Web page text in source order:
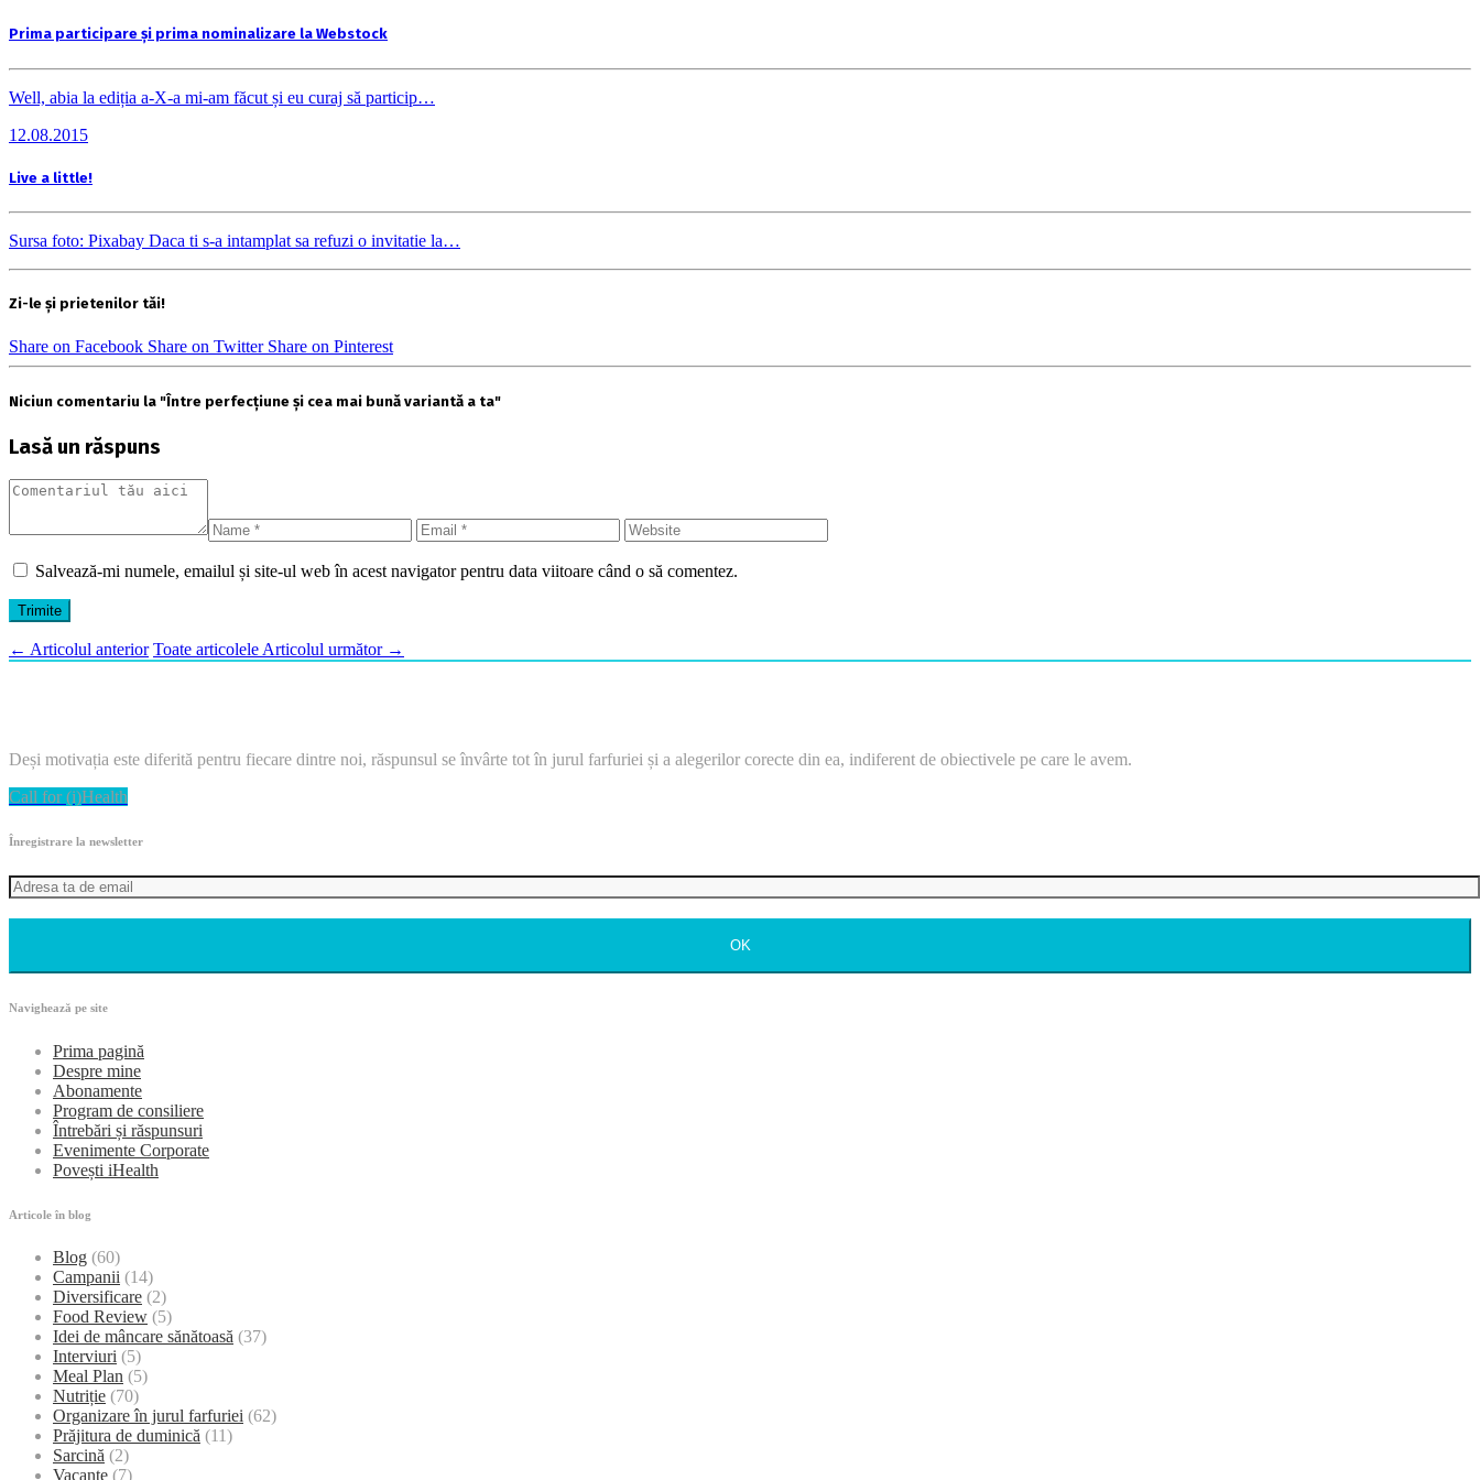
Prima participare și prima nominalizare la Webstock
Well, abia la ediția a-X-a mi-am făcut și eu curaj să particip…
12.08.2015
Live a little!
Sursa foto: Pixabay Daca ti s-a intamplat sa refuzi o invitatie la…
Zi-le și prietenilor tăi!
Share on Facebook Share on Twitter Share on Pinterest
Niciun comentariu la "Între perfecțiune și cea mai bună variantă a ta"
Lasă un răspuns
Salvează-mi numele, emailul și site-ul web în acest navigator pentru data viitoare când o să comentez.
← Articolul anterior Toate articoleleArticolul următor →
Deși motivația este diferită pentru fiecare dintre noi, răspunsul se învârte tot în jurul farfuriei și a alegerilor corecte din ea, indiferent de obiectivele pe care le avem.
Call for (i)Health
Înregistrare la newsletter
OK
Navighează pe site
Prima pagină
Despre mine
Abonamente
Program de consiliere
Întrebări și răspunsuri
Evenimente Corporate
Povești iHealth
Articole în blog
Blog (60)
Campanii (14)
Diversificare (2)
Food Review (5)
Idei de mâncare sănătoasă (37)
Interviuri (5)
Meal Plan (5)
Nutriție (70)
Organizare în jurul farfuriei (62)
Prăjitura de duminică (11)
Sarcină (2)
Vacanțe (7)